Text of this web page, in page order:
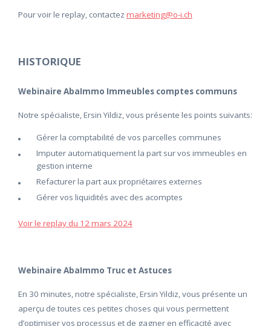
Pour voir le replay, contactez marketing@o-i.ch
HISTORIQUE
Webinaire AbaImmo Immeubles comptes communs
Notre spécialiste, Ersin Yildiz, vous présente les points suivants:
Gérer la comptabilité de vos parcelles communes
Imputer automatiquement la part sur vos immeubles en
gestion interne
Refacturer la part aux propriétaires externes
Gérer vos liquidités avec des acomptes
Voir le replay du 12 mars 2024
Webinaire AbaImmo Truc et Astuces
En 30 minutes, notre spécialiste, Ersin Yildiz, vous présente un
aperçu de toutes ces petites choses qui vous permettent
d’optimiser vos processus et de gagner en efficacité avec